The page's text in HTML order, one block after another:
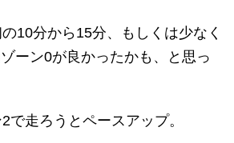
10分から15分、もしくは少なく
ーン0が良かったかも、と思っ
で走ろうとペースアップ。